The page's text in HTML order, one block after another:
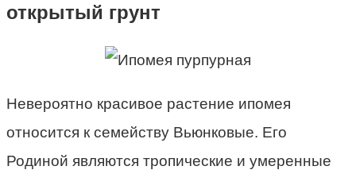
открытый грунт
Невероятно красивое растение ипомея
относится к семейству Вьюнковые. Его
Родиной являются тропические и умеренные